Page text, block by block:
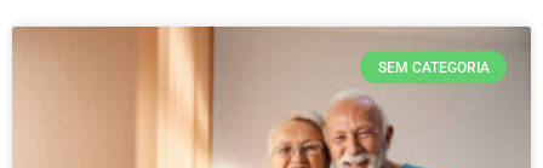
SEM CATEGORIA